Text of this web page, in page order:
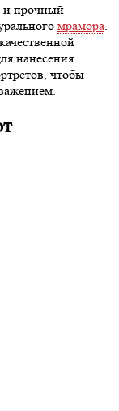
и прочный
мрамора
нанесения
чтобы